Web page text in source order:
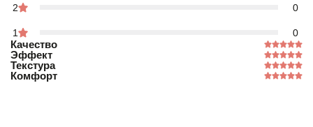
2 0
1 0
Качество
Эффект
Текстура
Комфорт